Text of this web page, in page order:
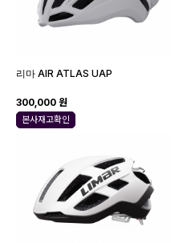
리마 AIR ATLAS UAP
300,000 원
본사재고확인